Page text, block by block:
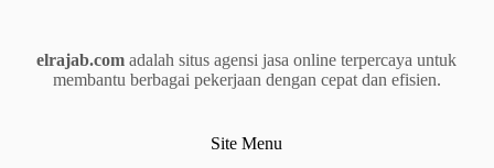
elrajab.com adalah situs agensi jasa online terpercaya untuk
membantu berbagai pekerjaan dengan cepat dan efisien.
Site Menu